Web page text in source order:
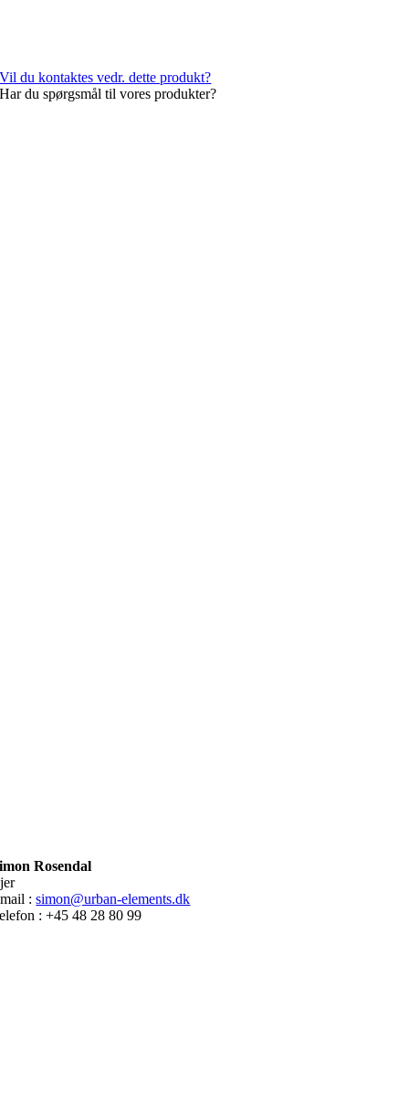
Vil du kontaktes vedr. dette produkt?
Har du spørgsmål til vores produkter?
Rosendal
:simon@urban-elements.dk
: +45 48 28 80 99